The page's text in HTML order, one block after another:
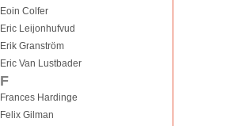
Eoin Colfer
Eric Leijonhufvud
Erik Granström
Eric Van Lustbader
F
Frances Hardinge
Felix Gilman